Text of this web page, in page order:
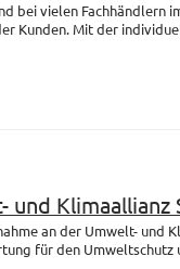
bei vielen Fachhändlern
Kunden. Mit der
Klimaallianz
an der Umwelt- und
für den Umweltschutz